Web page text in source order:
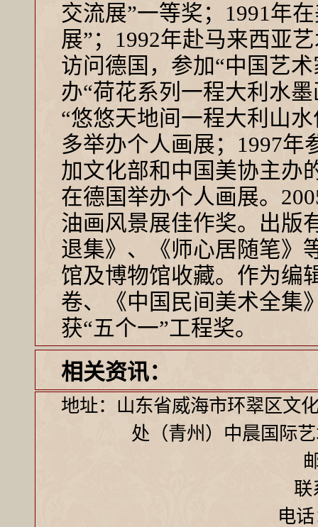
交流展”一等奖；1991年
展”；1992年赴马来西亚
访问德国，参加“中国艺
办“荷花系列一程大利水
“悠悠天地间一程大利山
多举办个人画展；1997年
加文化部和中国美协主办
在德国举办个人画展。
油画风景展佳作奖。出版
退集》、《师心居随笔》
馆及博物馆收藏。作为编
卷、《中国民间美术全集
获“五个一”工程奖。
相关资讯：
地址：山东省威海市环翠区文
处（青州）中晨国际
联
电